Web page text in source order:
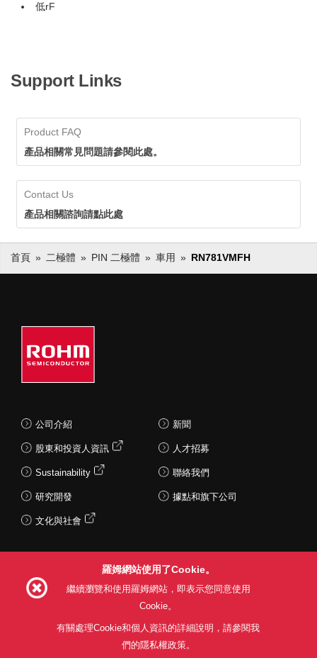
低rF
Support Links
Product FAQ
產品相關常見問題請參閱此處。
Contact Us
產品相關諮詢請點此處
首頁 二極體 PIN 二極體 車用 RN781VMFH
公司介紹
股東和投資人資訊
Sustainability
研究開發
文化與社會
新聞
人才招募
聯絡我們
據點和旗下公司
利用目的 隱私權政策
羅姆網站使用了Cookie。
繼續瀏覽和使用羅姆網站，即表示您同意使用
Cookie。
有關處理Cookie和個人資訊的詳細說明，請參閱我
們的隱私權政策。